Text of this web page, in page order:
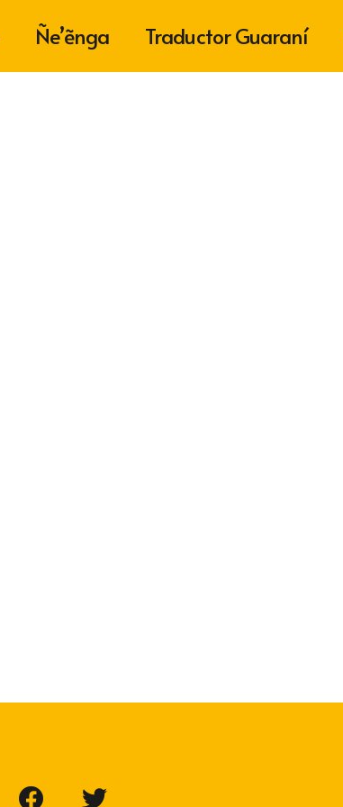
Ñe’ẽnga Traductor Guaraní